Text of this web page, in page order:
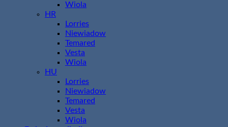
Wiola
HR
Lorries
Niewiadow
Temared
Vesta
Wiola
HU
Lorries
Niewiadow
Temared
Vesta
Wiola